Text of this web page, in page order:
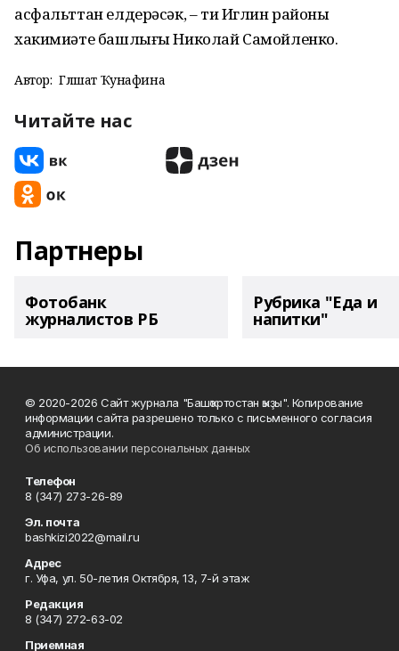
асфальттан елдерәсәк, – ти Иглин районы
хакимиәте башлығы Николай Самойленко.
Автор: Гөлшат Ҡунафина
Читайте нас
Партнеры
Фотобанк
журналистов РБ
Рубрика "Еда и
напитки"
© 2020-2026 Сайт журнала "Башҡортостан ҡыҙы". Копирование
информации сайта разрешено только с письменного согласия
администрации.
Об использовании персональных данных
Телефон
8 (347) 273-26-89
Эл. почта
bashkizi2022@mail.ru
Адрес
г. Уфа, ул. 50-летия Октября, 13, 7-й этаж
Редакция
8 (347) 272-63-02
Приемная